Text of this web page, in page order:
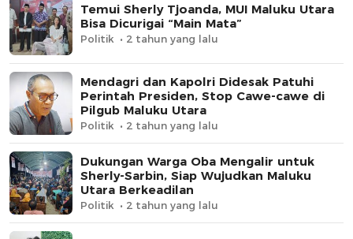
Temui Sherly Tjoanda, MUI Maluku Utara
Bisa Dicurigai “Main Mata”
Politik 2 tahun yang lalu
Mendagri dan Kapolri Didesak Patuhi
Perintah Presiden, Stop Cawe-cawe di
Pilgub Maluku Utara
Politik 2 tahun yang lalu
Dukungan Warga Oba Mengalir untuk
Sherly-Sarbin, Siap Wujudkan Maluku
Utara Berkeadilan
Politik 2 tahun yang lalu